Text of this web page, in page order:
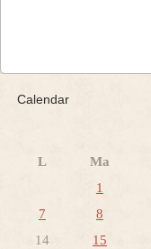
Calendar
L Ma
1
7
8
14
15